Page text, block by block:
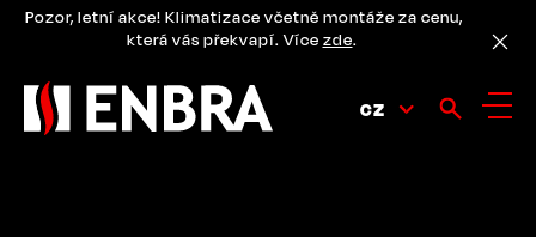
PřejítPozor, letní akce! Klimatizace včetně montáže za cenu,
která vás překvapí. Více zde.
CZ